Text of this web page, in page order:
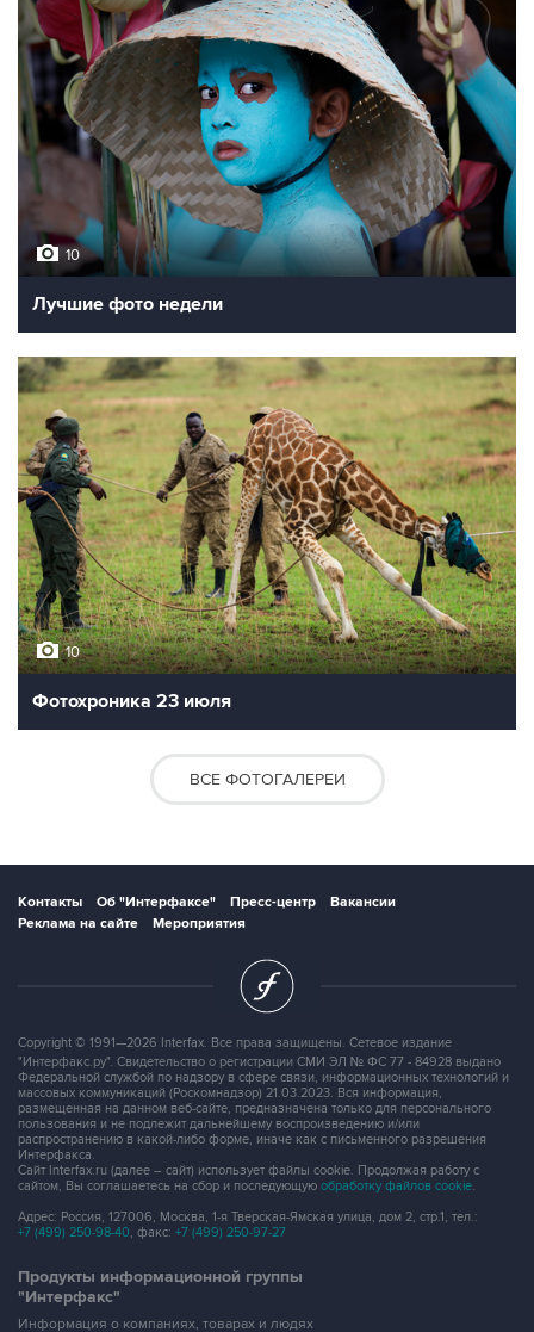
10
Лучшие фото недели
10
Фотохроника 23 июля
ВСЕ ФОТОГАЛЕРЕИ
Контакты Об "Интерфаксе" Пресс-центр
Вакансии
Реклама на сайте
Мероприятия
Copyright © 1991—2026 Interfax. Все права защищены. Сетевое издание
"Интерфакс.ру". Свидетельство о регистрации СМИ ЭЛ № ФС 77 - 84928 выдано
Федеральной службой по надзору в сфере связи, информационных технологий и
массовых коммуникаций (Роскомнадзор) 21.03.2023. Вся информация,
размещенная на данном веб-сайте, предназначена только для персонального
пользования и не подлежит дальнейшему воспроизведению и/или
распространению в какой-либо форме, иначе как с письменного разрешения
Интерфакса.
Сайт Interfax.ru (далее – сайт) использует файлы cookie. Продолжая работу с
сайтом, Вы соглашаетесь на сбор и последующую обработку файлов cookie.
Адрес: Россия, 127006, Москва, 1-я Тверская-Ямская улица, дом 2, стр.1, тел.:
+7 (499) 250-98-40, факс: +7 (499) 250-97-27
Продукты информационной группы
"Интерфакс"
Информация о компаниях, товарах и людях